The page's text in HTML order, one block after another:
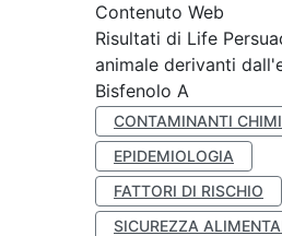
Contenuto Web
Risultati di Life
animale derivanti
Bisfenolo A
CONTAMINANTI
EPIDEMIOLOGIA
FATTORI DI RISCHIO
SICUREZZA